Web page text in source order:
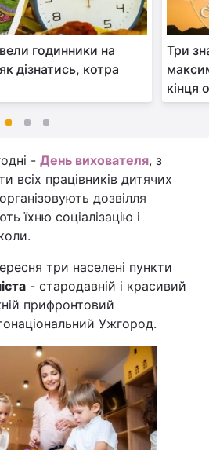
годинники на
дізнатись, котра
Три
кінця
- День вихователя, з
всіх працівників дитячих
дозвілля
їхню соціалізацію і
три населені пункти
- стародавній і красивий
прифронтовий
Ужгород.